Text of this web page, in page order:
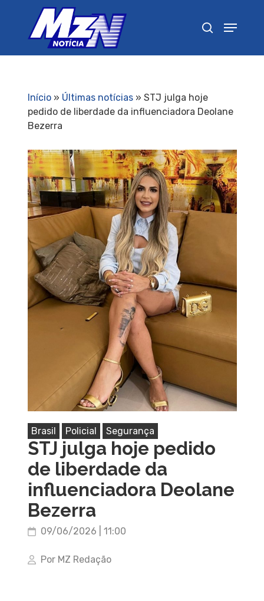
Início» Últimas notícias» STJ julga hoje
pedido de liberdade da influenciadora Deolane
Bezerra
Brasil Policial Segurança
STJ julga hoje pedido
de liberdade da
influenciadora Deolane
Bezerra
09/06/2026 | 11:00
Por MZ Redação